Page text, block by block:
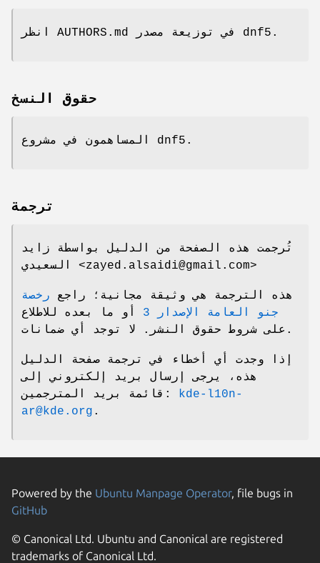
انظر AUTHORS.md في توزيعة مصدر dnf5.
حقوق النسخ
المساهمون في مشروع dnf5.
ترجمة
تُرجمت هذه الصفحة من الدليل بواسطة زايد
السعيدي <zayed.alsaidi@gmail.com>
هذه الترجمة هي وثيقة مجانية؛ راجع رخصة
جنو العامة الإصدار 3
أو ما بعده للاطلاع
على شروط حقوق النشر. لا توجد أي ضمانات.
إذا وجدت أي أخطاء في ترجمة صفحة الدليل
هذه، يرجى إرسال بريد إلكتروني إلى
قائمة بريد المترجمين:
kde-l10n-
ar@kde.org .
Powered by the Ubuntu Manpage Operator, file bugs in
GitHub
© Canonical Ltd. Ubuntu and Canonical are registered
trademarks of Canonical Ltd.